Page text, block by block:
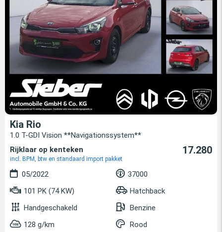
Kia Rio
1.0 T-GDI Vision **Navigationssystem**
Rijklaar op kenteken
incl. BPM, btw en standaard import pakket
17.280
05/2022
37000
101 PK (74 KW)
Hatchback
Handgeschakeld
Benzine
128 g/km
Rood